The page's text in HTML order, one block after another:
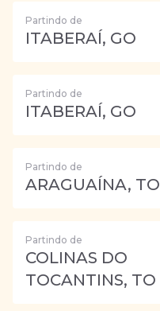
Partindo de
ITABERAÍ, GO
Partindo de
ITABERAÍ, GO
Partindo de
ARAGUAÍNA, TO
Partindo de
COLINAS DO
TOCANTINS, TO